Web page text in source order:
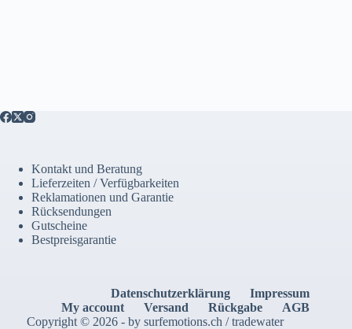
Kontakt und Beratung
Lieferzeiten / Verfügbarkeiten
Reklamationen und Garantie
Rücksendungen
Gutscheine
Bestpreisgarantie
Datenschutzerklärung
Impressum
My account
Versand Rückgabe
AGB
Copyright © 2026 - by surfemotions.ch / tradewater